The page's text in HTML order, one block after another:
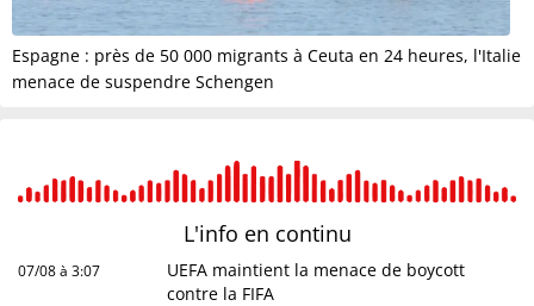
Espagne : près de 50 000 migrants à Ceuta en 24 heures, l'Italie
menace de suspendre Schengen
L'info en continu
07/08 à 3:07
UEFA maintient la menace de boycott
contre la FIFA